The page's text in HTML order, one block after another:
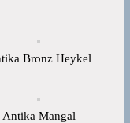
Bronz Heykel
Antika Mangal